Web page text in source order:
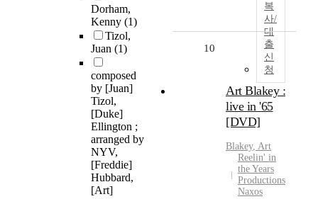
Dorham,
Kenny (1)
Tizol,
Juan (1)
composed
by [Juan]
Tizol,
[Duke]
Ellington ;
arranged by
NYV,
[Freddie]
Hubbard,
[Art]
복
사/
대
출
신
청
10
Art Blakey :
live in '65
[DVD]
Blakey, Art
Reelin' in
the Years
Productions
Naxos